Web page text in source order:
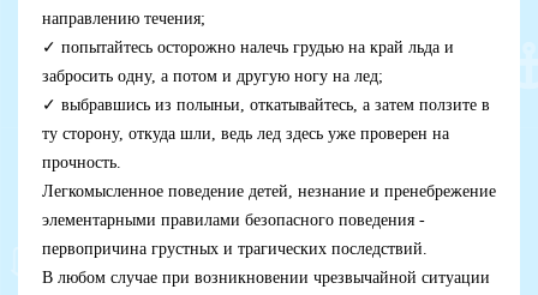
направлению течения;
✓ попытайтесь осторожно налечь грудью на край льда и
забросить одну, а потом и другую ногу на лед;
✓ выбравшись из полыньи, откатывайтесь, а затем ползите в
ту сторону, откуда шли, ведь лед здесь уже проверен на
прочность.
Легкомысленное поведение детей, незнание и пренебрежение
элементарными правилами безопасного поведения -
первопричина грустных и трагических последствий.
В любом случае при возникновении чрезвычайной ситуации